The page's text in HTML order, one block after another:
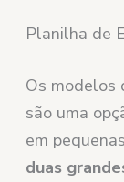
Planilha de
Os modelos
são uma
em
duas